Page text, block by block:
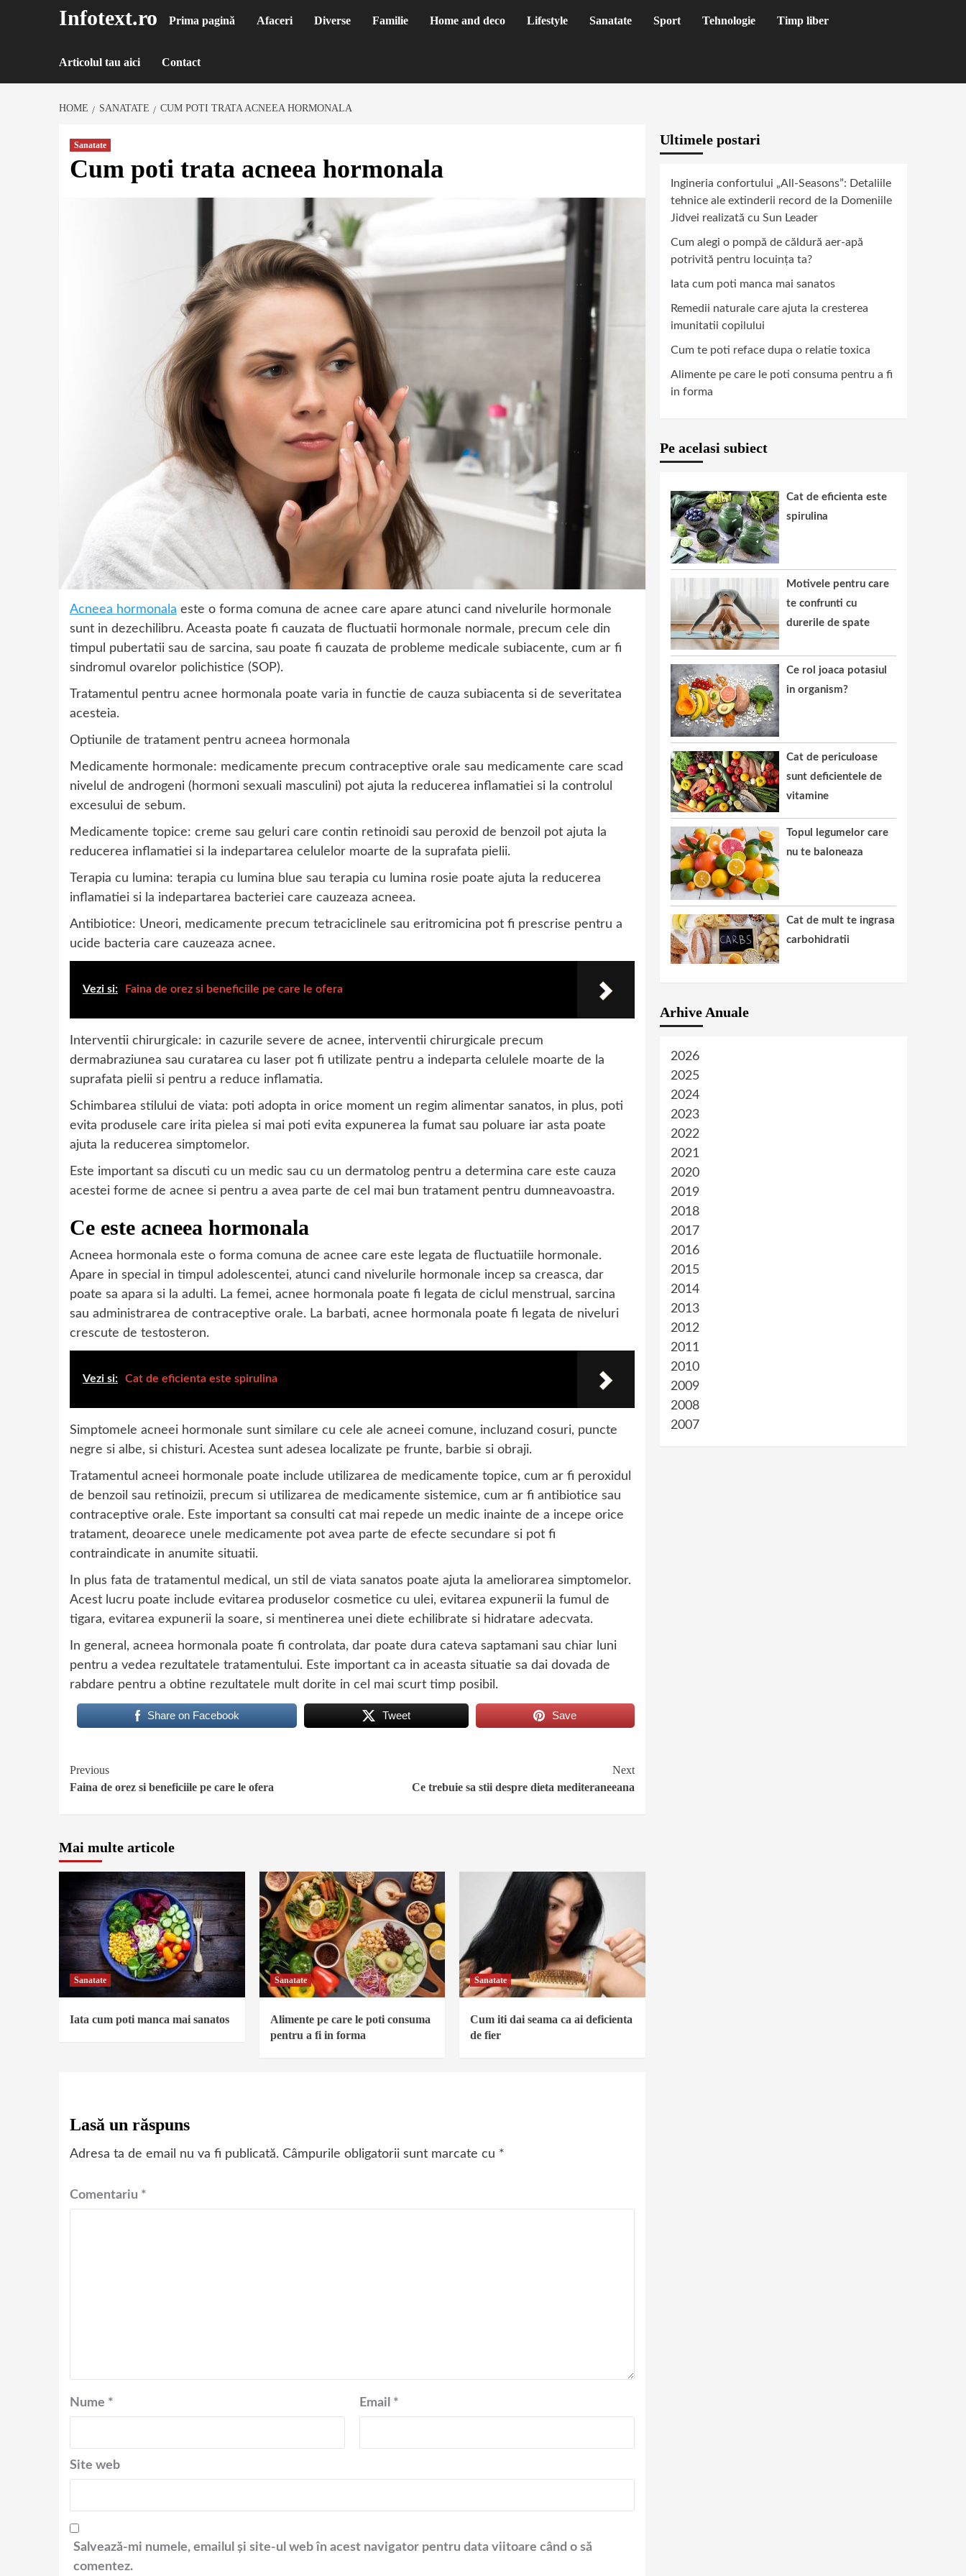
Infotext.ro Prima pagină Afaceri Diverse Familie Home and deco Lifestyle Sanatate Sport Tehnologie Timp liber
Articolul tau aici Contact
HOME SANATATE CUM POTI TRATA ACNEEA HORMONALA
Sanatate
Cum poti trata acneea hormonala
Acneea hormonala este o forma comuna de acnee care apare atunci cand nivelurile hormonale
sunt in dezechilibru. Aceasta poate fi cauzata de fluctuatii hormonale normale, precum cele din
timpul pubertatii sau de sarcina, sau poate fi cauzata de probleme medicale subiacente, cum ar fi
sindromul ovarelor polichistice (SOP).
Tratamentul pentru acnee hormonala poate varia in functie de cauza subiacenta si de severitatea
acesteia.
Optiunile de tratament pentru acneea hormonala
Medicamente hormonale: medicamente precum contraceptive orale sau medicamente care scad
nivelul de androgeni (hormoni sexuali masculini) pot ajuta la reducerea inflamatiei si la controlul
excesului de sebum.
Medicamente topice: creme sau geluri care contin retinoidi sau peroxid de benzoil pot ajuta la
reducerea inflamatiei si la indepartarea celulelor moarte de la suprafata pielii.
Terapia cu lumina: terapia cu lumina blue sau terapia cu lumina rosie poate ajuta la reducerea
inflamatiei si la indepartarea bacteriei care cauzeaza acneea.
Antibiotice: Uneori, medicamente precum tetraciclinele sau eritromicina pot fi prescrise pentru a
ucide bacteria care cauzeaza acnee.
Vezi si: Faina de orez si beneficiile pe care le ofera
Interventii chirurgicale: in cazurile severe de acnee, interventii chirurgicale precum
dermabraziunea sau curatarea cu laser pot fi utilizate pentru a indeparta celulele moarte de la
suprafata pielii si pentru a reduce inflamatia.
Schimbarea stilului de viata: poti adopta in orice moment un regim alimentar sanatos, in plus, poti
evita produsele care irita pielea si mai poti evita expunerea la fumat sau poluare iar asta poate
ajuta la reducerea simptomelor.
Este important sa discuti cu un medic sau cu un dermatolog pentru a determina care este cauza
acestei forme de acnee si pentru a avea parte de cel mai bun tratament pentru dumneavoastra.
Ce este acneea hormonala
Acneea hormonala este o forma comuna de acnee care este legata de fluctuatiile hormonale.
Apare in special in timpul adolescentei, atunci cand nivelurile hormonale incep sa creasca, dar
poate sa apara si la adulti. La femei, acnee hormonala poate fi legata de ciclul menstrual, sarcina
sau administrarea de contraceptive orale. La barbati, acnee hormonala poate fi legata de niveluri
crescute de testosteron.
Vezi si: Cat de eficienta este spirulina
Simptomele acneei hormonale sunt similare cu cele ale acneei comune, incluzand cosuri, puncte
negre si albe, si chisturi. Acestea sunt adesea localizate pe frunte, barbie si obraji.
Tratamentul acneei hormonale poate include utilizarea de medicamente topice, cum ar fi peroxidul
de benzoil sau retinoizii, precum si utilizarea de medicamente sistemice, cum ar fi antibiotice sau
contraceptive orale. Este important sa consulti cat mai repede un medic inainte de a incepe orice
tratament, deoarece unele medicamente pot avea parte de efecte secundare si pot fi
contraindicate in anumite situatii.
In plus fata de tratamentul medical, un stil de viata sanatos poate ajuta la ameliorarea simptomelor.
Acest lucru poate include evitarea produselor cosmetice cu ulei, evitarea expunerii la fumul de
tigara, evitarea expunerii la soare, si mentinerea unei diete echilibrate si hidratare adecvata.
In general, acneea hormonala poate fi controlata, dar poate dura cateva saptamani sau chiar luni
pentru a vedea rezultatele tratamentului. Este important ca in aceasta situatie sa dai dovada de
rabdare pentru a obtine rezultatele mult dorite in cel mai scurt timp posibil.
Share on Facebook Tweet Save
Continue
Reading
Previous
Faina de orez si beneficiile pe care le ofera
Next
Ce trebuie sa stii despre dieta mediteraneeana
Mai multe articole
Sanatate
Iata cum poti manca mai sanatos
Sanatate
Alimente pe care le poti consuma
pentru a fi in forma
Sanatate
Cum iti dai seama ca ai deficienta
de fier
Lasă un răspuns
Adresa ta de email nu va fi publicată. Câmpurile obligatorii sunt marcate cu *
Comentariu *
Nume * Email *
Site web
Salvează-mi numele, emailul și site-ul web în acest navigator pentru data viitoare când o să
comentez.
Ultimele postari
Ingineria confortului „All-Seasons”: Detaliile
tehnice ale extinderii record de la Domeniile
Jidvei realizată cu Sun Leader
Cum alegi o pompă de căldură aer-apă
potrivită pentru locuința ta?
Iata cum poti manca mai sanatos
Remedii naturale care ajuta la cresterea
imunitatii copilului
Cum te poti reface dupa o relatie toxica
Alimente pe care le poti consuma pentru a fi
in forma
Pe acelasi subiect
Cat de eficienta este
spirulina
Motivele pentru care
te confrunti cu
durerile de spate
Ce rol joaca potasiul
in organism?
Cat de periculoase
sunt deficientele de
vitamine
Topul legumelor care
nu te baloneaza
Cat de mult te ingrasa
carbohidratii
Arhive Anuale
2026
2025
2024
2023
2022
2021
2020
2019
2018
2017
2016
2015
2014
2013
2012
2011
2010
2009
2008
2007